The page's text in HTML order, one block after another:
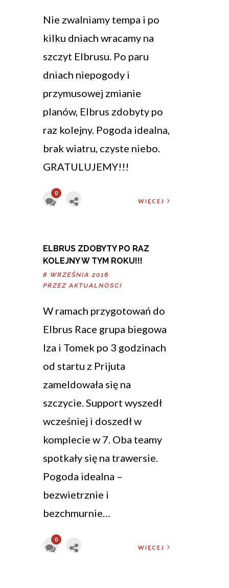
Nie zwalniamy tempa i po
kilku dniach wracamy na
szczyt Elbrusu. Po paru
dniach niepogody i
przymusowej zmianie
planów, Elbrus zdobyty po
raz kolejny. Pogoda idealna,
brak wiatru, czyste niebo.
GRATULUJEMY!!!
0
WIĘCEJ
ELBRUS ZDOBYTY PO RAZ
KOLEJNY W TYM ROKU!!!
8 WRZEŚNIA 2016
PRZEZ AKTUALNOSCI
W ramach przygotowań do
Elbrus Race grupa biegowa
Iza i Tomek po 3 godzinach
od startu z Prijuta
zameldowała się na
szczycie. Support wyszedł
wcześniej i doszedł w
komplecie w 7. Oba teamy
spotkały się na trawersie.
Pogoda idealna –
bezwietrznie i
bezchmurnie…
0
WIĘCEJ